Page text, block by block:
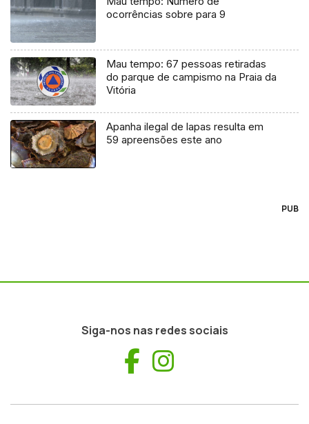
ocorrências sobre para 9
Mau tempo: 67 pessoas retiradas
do parque de campismo na Praia da
Vitória
Apanha ilegal de lapas resulta em
59 apreensões este ano
PUB
Siga-nos nas redes sociais
Facebook